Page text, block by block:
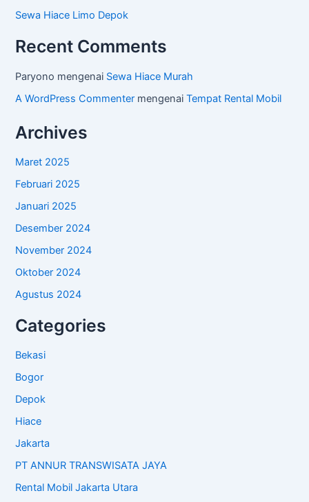
Sewa Hiace Limo Depok
Recent Comments
Paryono mengenai Sewa Hiace Murah
A WordPress Commenter mengenaiTempat Rental Mobil
Archives
Maret 2025
Februari 2025
Januari 2025
Desember 2024
November 2024
Oktober 2024
Agustus 2024
Categories
Bekasi
Bogor
Depok
Hiace
Jakarta
PT ANNUR TRANSWISATA JAYA
Rental Mobil Jakarta Utara